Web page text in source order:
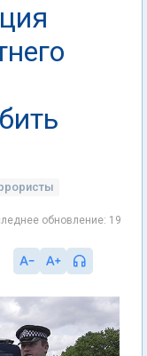
обновление: 19